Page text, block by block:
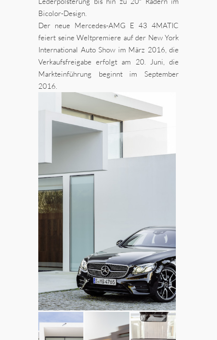
Bicolor-Design.
Der neue Mercedes-AMG E 43 4MATIC
feiert seine Weltpremiere auf der New York
International Auto Show im März 2016, die
Verkaufsfreigabe erfolgt am 20. Juni, die
Markteinführung beginnt im September
2016.